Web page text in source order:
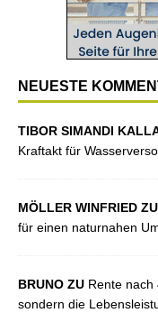
NEUESTE
TIBOR SIMANDI
Kraftakt für
MÖLLER WINFRIED ZU
für einen naturnahen
BRUNO ZU Rente nach
sondern die